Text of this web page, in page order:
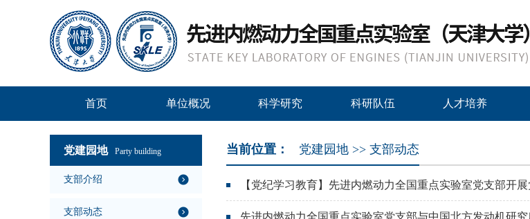
首页 单位概况 科学研究 科研队伍 人才培养
党建园地 Party building
支部介绍
支部动态
当前位置： 党建园地 >> 支部动态
【党纪学习教育】先进内燃动力全国重点实验室党支部开
先进内燃动力全国重点实验室党支部与中国北方发动机研